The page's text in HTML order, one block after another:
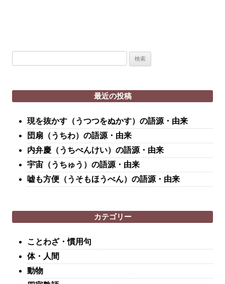
最近の投稿
現を抜かす（うつつをぬかす）の語源・由来
団扇（うちわ）の語源・由来
内弁慶（うちべんけい）の語源・由来
宇宙（うちゅう）の語源・由来
嘘も方便（うそもほうべん）の語源・由来
カテゴリー
ことわざ・慣用句
体・人間
動物